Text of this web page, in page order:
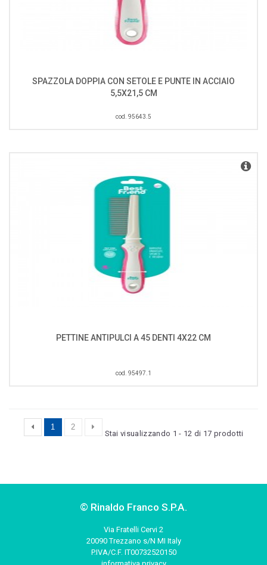
SPAZZOLA DOPPIA CON SETOLE E PUNTE IN ACCIAIO
5,5X21,5 CM
cod. 95643.5
PETTINE ANTIPULCI A 45 DENTI 4X22 CM
cod. 95497.1
1 2
Stai visualizzando 1 - 12 di 17 prodotti
© Rinaldo Franco S.P.A.
Via Fratelli Cervi 2
20090 Trezzano s/N MI Italy
P.IVA/C.F. IT00732520150